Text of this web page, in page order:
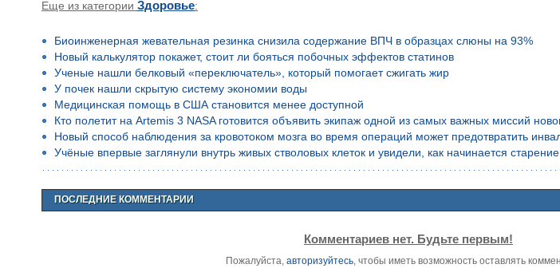
Еще из категории Здоровье:
Биоинженерная жевательная резинка снизила содержание ВПЧ в образцах слюны на 93%
Новый калькулятор покажет, стоит ли бояться побочных эффектов статинов
Ученые нашли белковый «переключатель», который помогает сжигать жир
У почек нашли скрытую систему экономии воды
Медицинская помощь в США становится менее доступной
Кто полетит на Artemis 3 NASA готовится объявить экипаж одной из самых важных миссий
Новый способ наблюдения за кровотоком мозга во время операций может предотвратить
Учёные впервые заглянули внутрь живых стволовых клеток и увидели, как начинается старение
ПОСЛЕДНИЕ КОММЕНТАРИИ
Комментариев нет. Будьте первым!
Пожалуйста, авторизуйтесь, чтобы иметь возможность оставлять